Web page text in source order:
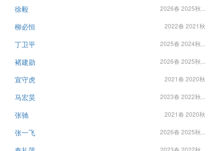
徐毅 2026春 2025秋...
柳必恒 2022春 2021秋
丁卫平 2025春 2024秋...
褚建勋 2026春 2025秋...
宣守虎 2021春 2020秋
马宏昊 2023春 2022秋...
张驰 2021春 2020秋
张一飞 2026春 2025秋...
2023春 2022秋...